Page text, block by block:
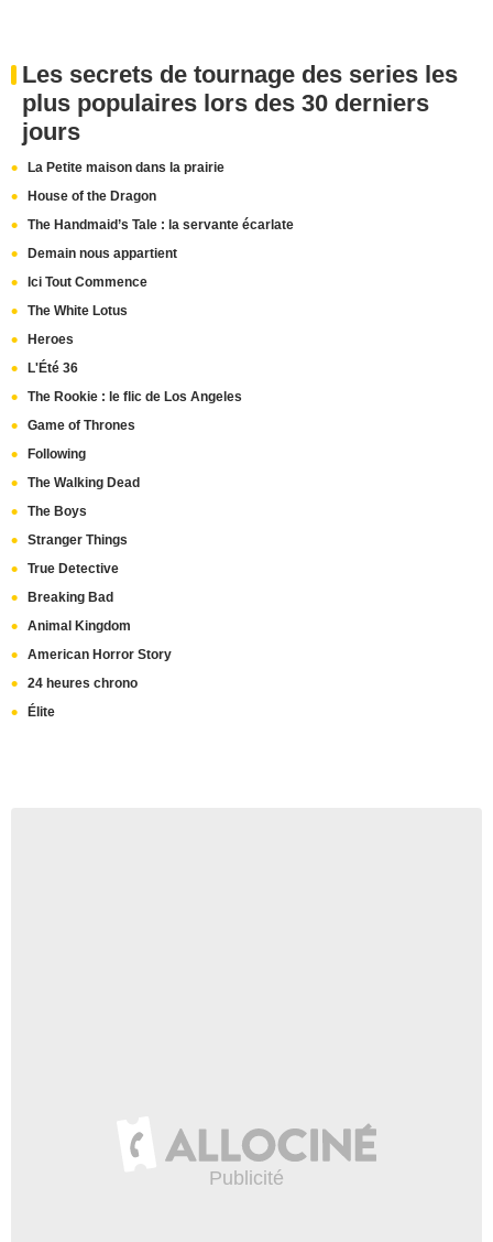
Les secrets de tournage des series les
plus populaires lors des 30 derniers
jours
La Petite maison dans la prairie
House of the Dragon
The Handmaid’s Tale : la servante écarlate
Demain nous appartient
Ici Tout Commence
The White Lotus
Heroes
L'Été 36
The Rookie : le flic de Los Angeles
Game of Thrones
Following
The Walking Dead
The Boys
Stranger Things
True Detective
Breaking Bad
Animal Kingdom
American Horror Story
24 heures chrono
Élite